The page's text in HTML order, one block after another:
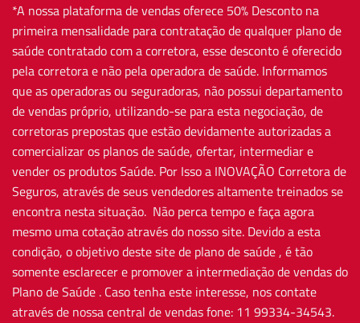
*A nossa plataforma de vendas oferece 50% Desconto na
primeira mensalidade para contratação de qualquer plano de
saúde contratado com a corretora, esse desconto é oferecido
pela corretora e não pela operadora de saúde. Informamos
que as operadoras ou seguradoras, não possui departamento
de vendas próprio, utilizando-se para esta negociação, de
corretoras prepostas que estão devidamente autorizadas a
comercializar os planos de saúde, ofertar, intermediar e
vender os produtos Saúde. Por Isso a INOVAÇÃO Corretora de
Seguros, através de seus vendedores altamente treinados se
encontra nesta situação. Não perca tempo e faça agora
mesmo uma cotação através do nosso site. Devido a esta
condição, o objetivo deste site de plano de saúde , é tão
somente esclarecer e promover a intermediação de vendas do
Plano de Saúde . Caso tenha este interesse, nos contate
através de nossa central de vendas fone: 11 99334-34543.